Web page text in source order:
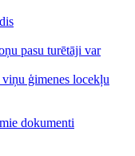
pasu turētāji var
ģimenes locekļu
dokumenti